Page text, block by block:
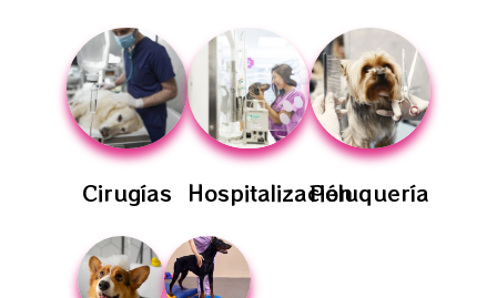
Cirugías HospitalizaciónPeluquería